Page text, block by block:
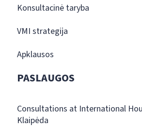
Konsultacinė taryba
VMI strategija
Apklausos
PASLAUGOS
Consultations at International
Klaipėda